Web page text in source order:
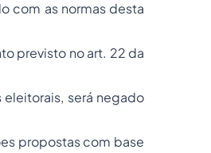
com as normas desta
previsto no art. 22 da
será negado
propostas com base